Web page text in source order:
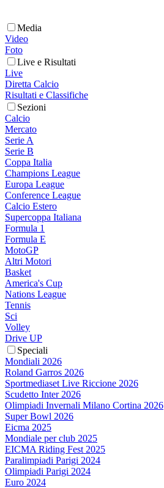
Media
Video
Foto
Live e Risultati
Live
Diretta Calcio
Risultati e Classifiche
Sezioni
Calcio
Mercato
Serie A
Serie B
Coppa Italia
Champions League
Europa League
Conference League
Calcio Estero
Supercoppa Italiana
Formula 1
Formula E
MotoGP
Altri Motori
Basket
America's Cup
Nations League
Tennis
Sci
Volley
Drive UP
Speciali
Mondiali 2026
Roland Garros 2026
Sportmediaset Live Riccione 2026
Scudetto Inter 2026
Olimpiadi Invernali Milano Cortina 2026
Super Bowl 2026
Eicma 2025
Mondiale per club 2025
EICMA Riding Fest 2025
Paralimpiadi Parigi 2024
Olimpiadi Parigi 2024
Euro 2024